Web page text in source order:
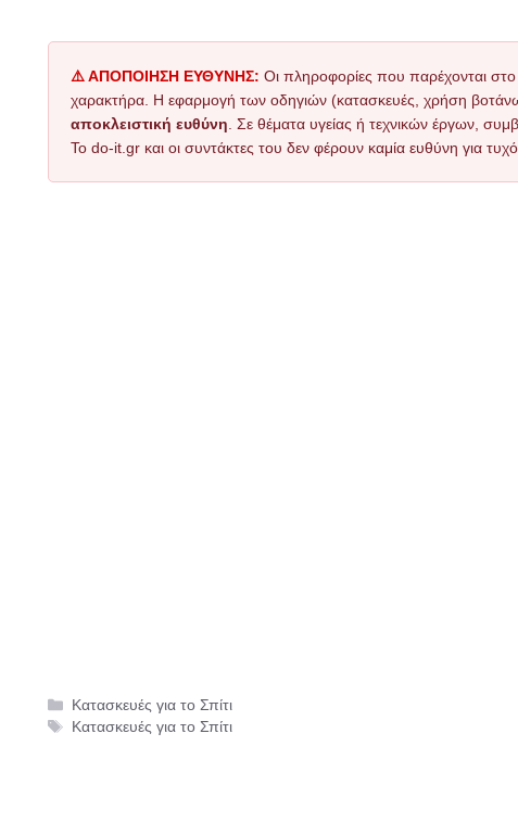
⚠️ ΑΠΟΠΟΙΗΣΗ ΕΥΘΥΝΗΣ: Οι πληροφορίες που παρέχονται στο
χαρακτήρα. Η εφαρμογή των οδηγιών (κατασκευές, χρήση
αποκλειστική ευθύνη . Σε θέματα υγείας ή τεχνικών έργων,
Το do-it.gr και οι συντάκτες του δεν φέρουν καμία ευθύνη για
Κατηγορίες
Κατασκευές για το Σπίτι
Ετικέτες
Κατασκευές για το Σπίτι